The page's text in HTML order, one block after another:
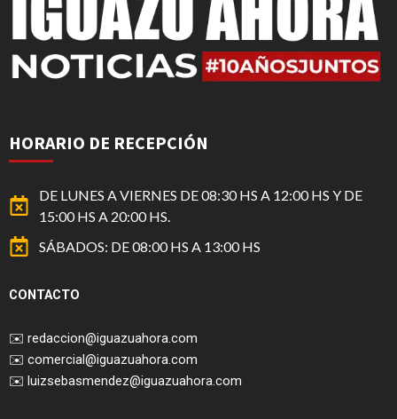
HORARIO DE RECEPCIÓN
DE LUNES A VIERNES DE 08:30 HS A 12:00 HS Y DE
15:00 HS A 20:00 HS.
SÁBADOS: DE 08:00 HS A 13:00 HS
CONTACTO
✉️ redaccion@iguazuahora.com
✉️ comercial@iguazuahora.com
✉️ luizsebasmendez@iguazuahora.com